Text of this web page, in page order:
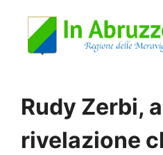
Rudy Zerbi,
rivelazione